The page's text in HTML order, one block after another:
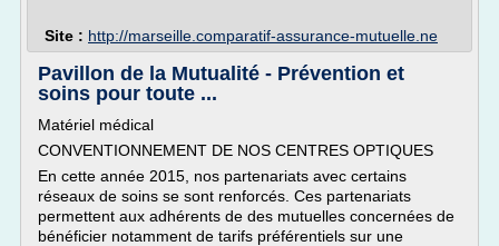
Site : http://marseille.comparatif-assurance-mutuelle.ne
Pavillon de la Mutualité - Prévention et
soins pour toute ...
Matériel médical
CONVENTIONNEMENT DE NOS CENTRES OPTIQUES
En cette année 2015, nos partenariats avec certains
réseaux de soins se sont renforcés. Ces partenariats
permettent aux adhérents de des mutuelles concernées de
bénéficier notamment de tarifs préférentiels sur une